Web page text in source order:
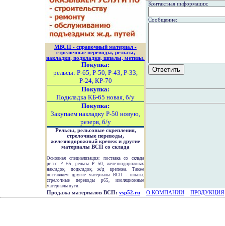
МВСП - справочный материал -
стрелочные переводы, рельсы,
накладки, подкладки, шпалы, метизы.
Покупка:
рельсы: Р-65, Р-50, Р-43, Р-33,
Р-24, КР-70
Покупка:
Подкладка КБ-65 новая, б/у
Покупка:
Закупаем накладку Р-50 новую,
резерв, б/у
Рельсы, рельсовые скрепления,
стрелочные переводы,
железнодорожный крепеж и другие
материалы ВСП со склада
Основная специализация: поставка со склада
рельс Р 65, рельсы Р 50, железнодорожных
накладок, подкладок, ж/д крепежа. Также
поставляем другие материалы ВСП - шпалы,
стрелочные переводы р65, изоляционные
материалы пути.
Контактная информация:
Сообщение:
Продажа материалов ВСП: vsp52.ru О КОМПАНИИ ПРОДУКЦИЯ